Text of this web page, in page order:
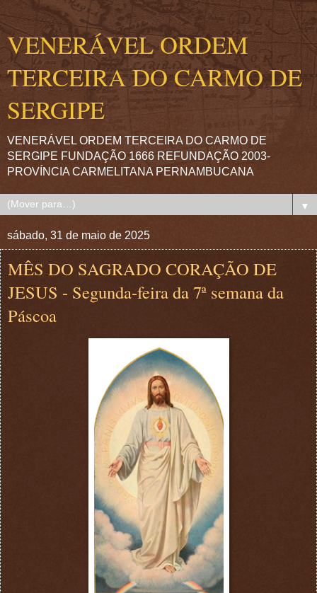
VENERÁVEL ORDEM
TERCEIRA DO CARMO DE
SERGIPE
VENERÁVEL ORDEM TERCEIRA DO CARMO DE
SERGIPE FUNDAÇÃO 1666 REFUNDAÇÃO 2003-
PROVÍNCIA CARMELITANA PERNAMBUCANA
▼
sábado, 31 de maio de 2025
MÊS DO SAGRADO CORAÇÃO DE
JESUS - Segunda-feira da 7ª semana da
Páscoa